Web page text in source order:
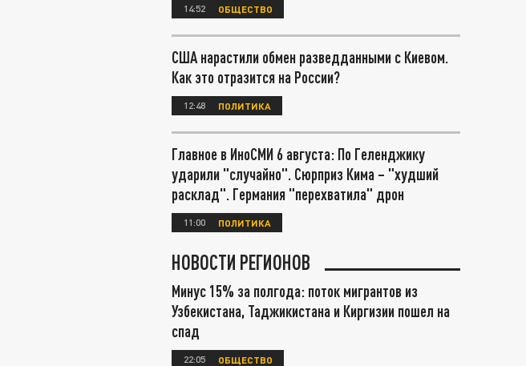
14:52 ОБЩЕСТВО
США нарастили обмен разведданными с Киевом.
Как это отразится на России?
12:48 ПОЛИТИКА
Главное в ИноСМИ 6 августа: По Геленджику
ударили "случайно". Сюрприз Кима – "худший
расклад". Германия "перехватила" дрон
11:00 ПОЛИТИКА
НОВОСТИ РЕГИОНОВ
Минус 15% за полгода: поток мигрантов из
Узбекистана, Таджикистана и Киргизии пошел на
спад
22:05 ОБЩЕСТВО